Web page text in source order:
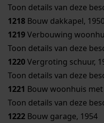
Toon details van deze
1218 Bouw dakkapel, 1950
1219Verbouwing
Toon details van deze
1220Vergroting schuur,
Toon details van deze
1221 Bouw woonhuis
Toon details van deze
1222 Bouw garage, 1954